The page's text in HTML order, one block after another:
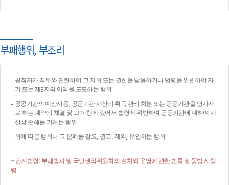
부패행위, 부조리
공직자가 직무와 관련하여 그 지위 또는 권한을 남용하거나 법령을 위반하여 자
기 또는 제3자의 이익을 도모하는 행위
공공기관의 예산사용, 공공기관 재산의 취득·관리·처분 또는 공공기관을 당사자
로 하는 계약의 체결 및 그 이행에 있어서 법령에 위반하여 공공기관에 대하여 재
산상 손해를 가하는 행위
위에 따른 행위나 그 은폐를 강요, 권고, 제의, 유인하는 행위
* 관계법령: 부패방지 및 국민권익위원회의 설치와 운영에 관한 법률 및 동법 시행
령